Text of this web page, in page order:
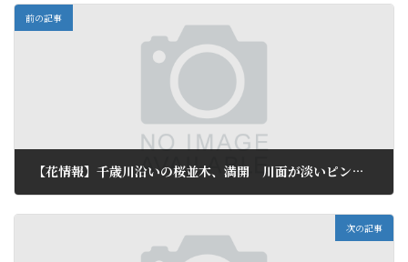
前の記事
【花情報】千歳川沿いの桜並木、満開 川面が淡いピンクに
次の記事